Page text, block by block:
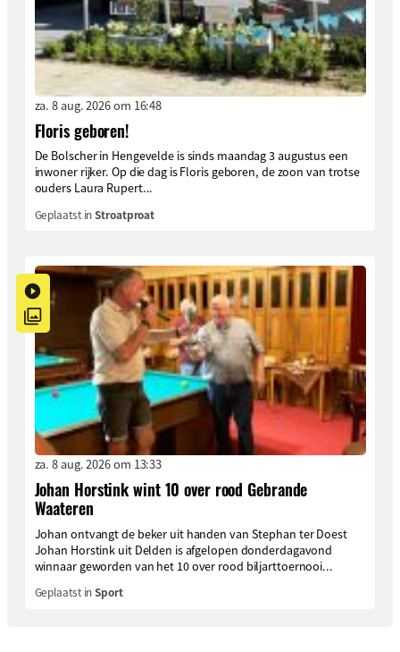
za. 8 aug. 2026 om 16:48
Floris geboren!
De Bolscher in Hengevelde is sinds maandag 3 augustus een
inwoner rijker. Op die dag is Floris geboren, de zoon van trotse
ouders Laura Rupert...
Geplaatst inStroatproat
za. 8 aug. 2026 om 13:33
Johan Horstink wint 10 over rood Gebrande
Waateren
Johan ontvangt de beker uit handen van Stephan ter Doest
Johan Horstink uit Delden is afgelopen donderdagavond
winnaar geworden van het 10 over rood biljarttoernooi...
Geplaatst inSport